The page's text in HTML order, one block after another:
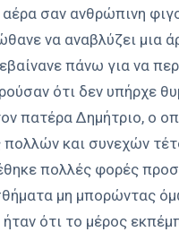
αέρα σαν ανθρώπινη
να αναβλύζει μια
πάνω για να
ότι δεν υπήρχε
πατέρα Δημήτριο, ο
πολλών και συνεχών
πολλές φορές
μη μπορώντας
ότι το μέρος